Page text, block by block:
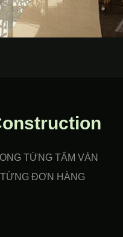
TỪNG TẤM VÁN
ĐƠN HÀNG